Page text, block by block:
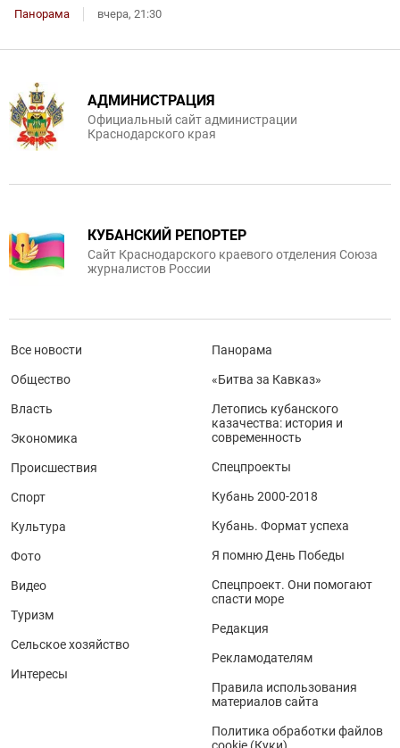
Панорама вчера, 21:30
АДМИНИСТРАЦИЯ
Официальный сайт администрации
Краснодарского края
КУБАНСКИЙ РЕПОРТЕР
Сайт Краснодарского краевого отделения Союза
журналистов России
Все новости
Общество
Власть
Экономика
Происшествия
Спорт
Культура
Фото
Видео
Туризм
Сельское хозяйство
Интересы
Панорама
«Битва за Кавказ»
Летопись кубанского
казачества: история и
современность
Спецпроекты
Кубань 2000-2018
Кубань. Формат успеха
Я помню День Победы
Спецпроект. Они помогают
спасти море
Редакция
Рекламодателям
Правила использования
материалов сайта
Политика обработки файлов